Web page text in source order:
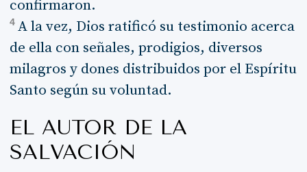
confirmaron.
4 A la vez, Dios ratificó su testimonio acerca
de ella con señales, prodigios, diversos
milagros y dones distribuidos por el Espíritu
Santo según su voluntad.
EL AUTOR DE LA
SALVACIÓN